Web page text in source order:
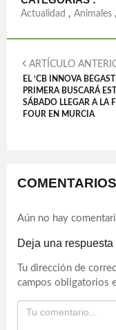
Actualidad , Animales ,
ARTÍCULO
EL ‘CB INNOVA
PRIMERA BUSCARÁ
SÁBADO LLEGAR A LA
FOUR EN MURCIA
COMENTARIOS
Aún no hay
Deja una respuesta
Tu dirección de
campos obligatorios